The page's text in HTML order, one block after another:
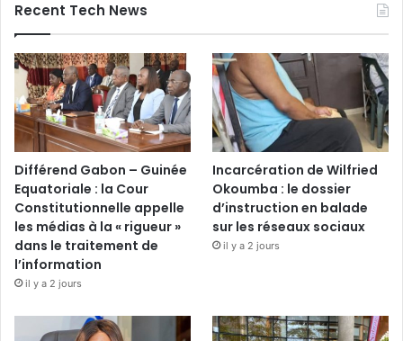
Recent Tech News
Différend Gabon – Guinée
Equatoriale : la Cour
Constitutionnelle appelle
les médias à la « rigueur »
dans le traitement de
l’information
il y a 2 jours
Incarcération de Wilfried
Okoumba : le dossier
d’instruction en balade
sur les réseaux sociaux
il y a 2 jours